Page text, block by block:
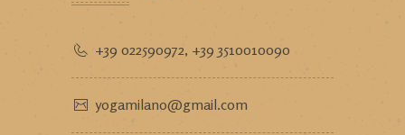
+39 022590972, +39 3510010090
yogamilano@gmail.com